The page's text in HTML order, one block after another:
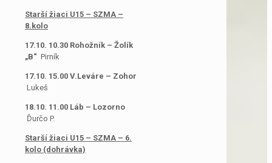
Starší žiaci U15 – SZMA –
8.kolo
17.10. 10.30 Rohožník – Žolík
„B“ Pirník
17.10. 15.00 V.Leváre – Zohor
Lukeš
18.10. 11.00 Láb – Lozorno
Ďurčo P.
Starší žiaci U15 – SZMA – 6.
kolo (dohrávka)